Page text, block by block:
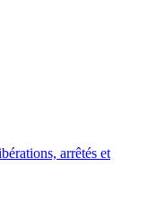
arrêtés et